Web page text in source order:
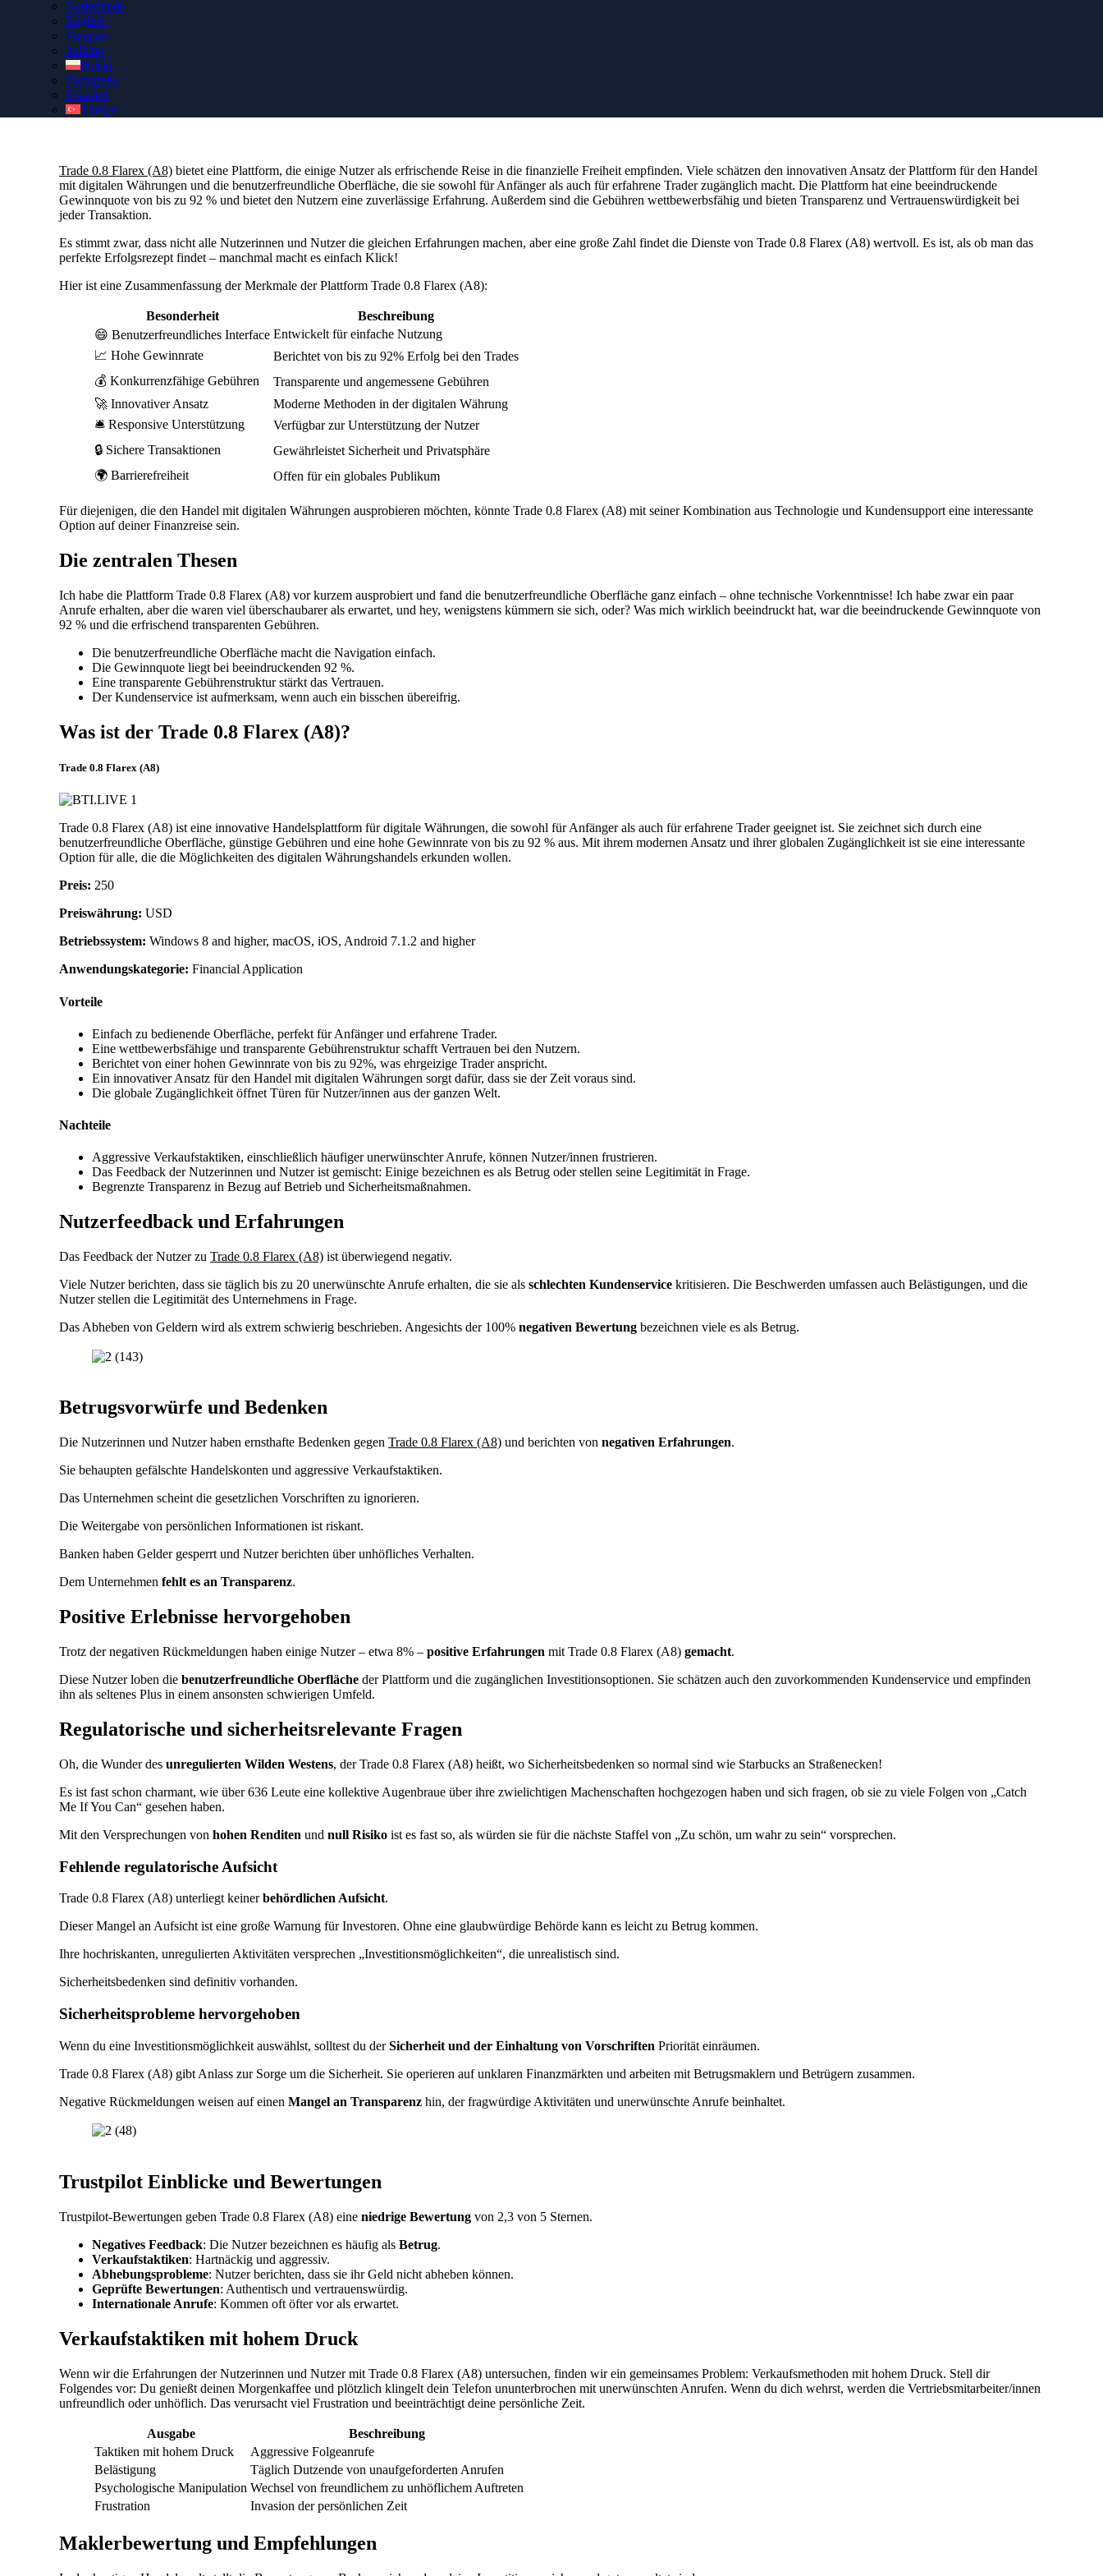
Nederlands
English
Français
Italiano
Polski
Português
Español
Türkçe
Sichere dir dein authentisches Trade 0.8 Flarex (A8)-Konto über
Zugang zu einem kostenlosen Personal Account Manager, der dich bei der Einrichtung
unterstützt.
Trade 0.8 Flarex (A8) bietet eine Plattform, die einige Nutzer als erfrischende Reise in die finanzielle Freiheit empfinden. Viele schätzen den innovativen Ansatz der Plattform für den Handel
mit digitalen Währungen und die benutzerfreundliche Oberfläche, die sie sowohl für Anfänger als auch für erfahrene Trader zugänglich macht. Die Plattform hat eine beeindruckende
Gewinnquote von bis zu 92 % und bietet den Nutzern eine zuverlässige Erfahrung. Außerdem sind die Gebühren wettbewerbsfähig und bieten Transparenz und Vertrauenswürdigkeit bei
jeder Transaktion.
Es stimmt zwar, dass nicht alle Nutzerinnen und Nutzer die gleichen Erfahrungen machen, aber eine große Zahl findet die Dienste von Trade 0.8 Flarex (A8) wertvoll. Es ist, als ob man das
perfekte Erfolgsrezept findet – manchmal macht es einfach Klick!
Hier ist eine Zusammenfassung der Merkmale der Plattform Trade 0.8 Flarex (A8):
Besonderheit
Beschreibung
😄 Benutzerfreundliches Interface Entwickelt für einfache Nutzung
📈 Hohe Gewinnrate
Berichtet von bis zu 92% Erfolg bei den Trades
💰 Konkurrenzfähige Gebühren
Transparente und angemessene Gebühren
🚀 Innovativer Ansatz
Moderne Methoden in der digitalen Währung
🛎️ Responsive Unterstützung
Verfügbar zur Unterstützung der Nutzer
🔒 Sichere Transaktionen
Gewährleistet Sicherheit und Privatsphäre
🌍 Barrierefreiheit
Offen für ein globales Publikum
Für diejenigen, die den Handel mit digitalen Währungen ausprobieren möchten, könnte Trade 0.8 Flarex (A8) mit seiner Kombination aus Technologie und Kundensupport eine interessante
Option auf deiner Finanzreise sein.
Die zentralen Thesen
Ich habe die Plattform Trade 0.8 Flarex (A8) vor kurzem ausprobiert und fand die benutzerfreundliche Oberfläche ganz einfach – ohne technische Vorkenntnisse! Ich habe zwar ein paar
Anrufe erhalten, aber die waren viel überschaubarer als erwartet, und hey, wenigstens kümmern sie sich, oder? Was mich wirklich beeindruckt hat, war die beeindruckende Gewinnquote von
92 % und die erfrischend transparenten Gebühren.
Die benutzerfreundliche Oberfläche macht die Navigation einfach.
Die Gewinnquote liegt bei beeindruckenden 92 %.
Eine transparente Gebührenstruktur stärkt das Vertrauen.
Der Kundenservice ist aufmerksam, wenn auch ein bisschen übereifrig.
Was ist der Trade 0.8 Flarex (A8)?
Trade 0.8 Flarex (A8)
Trade 0.8 Flarex (A8) ist eine innovative Handelsplattform für digitale Währungen, die sowohl für Anfänger als auch für erfahrene Trader geeignet ist. Sie zeichnet sich durch eine
benutzerfreundliche Oberfläche, günstige Gebühren und eine hohe Gewinnrate von bis zu 92 % aus. Mit ihrem modernen Ansatz und ihrer globalen Zugänglichkeit ist sie eine interessante
Option für alle, die die Möglichkeiten des digitalen Währungshandels erkunden wollen.
Preis: 250
Preiswährung: USD
Betriebssystem: Windows 8 and higher, macOS, iOS, Android 7.1.2 and higher
Anwendungskategorie: Financial Application
Vorteile
Einfach zu bedienende Oberfläche, perfekt für Anfänger und erfahrene Trader.
Eine wettbewerbsfähige und transparente Gebührenstruktur schafft Vertrauen bei den Nutzern.
Berichtet von einer hohen Gewinnrate von bis zu 92%, was ehrgeizige Trader anspricht.
Ein innovativer Ansatz für den Handel mit digitalen Währungen sorgt dafür, dass sie der Zeit voraus sind.
Die globale Zugänglichkeit öffnet Türen für Nutzer/innen aus der ganzen Welt.
Nachteile
Aggressive Verkaufstaktiken, einschließlich häufiger unerwünschter Anrufe, können Nutzer/innen frustrieren.
Das Feedback der Nutzerinnen und Nutzer ist gemischt: Einige bezeichnen es als Betrug oder stellen seine Legitimität in Frage.
Begrenzte Transparenz in Bezug auf Betrieb und Sicherheitsmaßnahmen.
Nutzerfeedback und Erfahrungen
Das Feedback der Nutzer zu Trade 0.8 Flarex (A8) ist überwiegend negativ.
Viele Nutzer berichten, dass sie täglich bis zu 20 unerwünschte Anrufe erhalten, die sie als schlechten Kundenservice kritisieren. Die Beschwerden umfassen auch Belästigungen, und die
Nutzer stellen die Legitimität des Unternehmens in Frage.
Das Abheben von Geldern wird als extrem schwierig beschrieben. Angesichts der 100% negativen Bewertung bezeichnen viele es als Betrug.
Betrugsvorwürfe und Bedenken
Die Nutzerinnen und Nutzer haben ernsthafte Bedenken gegen Trade 0.8 Flarex (A8) und berichten von negativen Erfahrungen.
Sie behaupten gefälschte Handelskonten und aggressive Verkaufstaktiken.
Das Unternehmen scheint die gesetzlichen Vorschriften zu ignorieren.
Die Weitergabe von persönlichen Informationen ist riskant.
Banken haben Gelder gesperrt und Nutzer berichten über unhöfliches Verhalten.
Dem Unternehmen fehlt es an Transparenz.
Positive Erlebnisse hervorgehoben
Trotz der negativen Rückmeldungen haben einige Nutzer – etwa 8% – positive Erfahrungen mit Trade 0.8 Flarex (A8) gemacht.
Diese Nutzer loben die benutzerfreundliche Oberfläche der Plattform und die zugänglichen Investitionsoptionen. Sie schätzen auch den zuvorkommenden Kundenservice und empfinden
ihn als seltenes Plus in einem ansonsten schwierigen Umfeld.
Regulatorische und sicherheitsrelevante Fragen
Oh, die Wunder des unregulierten Wilden Westens, der Trade 0.8 Flarex (A8) heißt, wo Sicherheitsbedenken so normal sind wie Starbucks an Straßenecken!
Es ist fast schon charmant, wie über 636 Leute eine kollektive Augenbraue über ihre zwielichtigen Machenschaften hochgezogen haben und sich fragen, ob sie zu viele Folgen von „Catch
Me If You Can“ gesehen haben.
Mit den Versprechungen von hohen Renditen und null Risiko ist es fast so, als würden sie für die nächste Staffel von „Zu schön, um wahr zu sein“ vorsprechen.
Fehlende regulatorische Aufsicht
Trade 0.8 Flarex (A8) unterliegt keinerbehördlichen Aufsicht.
Dieser Mangel an Aufsicht ist eine große Warnung für Investoren. Ohne eine glaubwürdige Behörde kann es leicht zu Betrug kommen.
Ihre hochriskanten, unregulierten Aktivitäten versprechen „Investitionsmöglichkeiten“, die unrealistisch sind.
Sicherheitsbedenken sind definitiv vorhanden.
Sicherheitsprobleme hervorgehoben
Wenn du eine Investitionsmöglichkeit auswählst, solltest du derSicherheit und der Einhaltung von Vorschriften Priorität einräumen.
Trade 0.8 Flarex (A8) gibt Anlass zur Sorge um die Sicherheit. Sie operieren auf unklaren Finanzmärkten und arbeiten mit Betrugsmaklern und Betrügern zusammen.
Negative Rückmeldungen weisen auf einen Mangel an Transparenz hin, der fragwürdige Aktivitäten und unerwünschte Anrufe beinhaltet.
Trustpilot Einblicke und Bewertungen
Trustpilot-Bewertungen geben Trade 0.8 Flarex (A8) eine niedrige Bewertung von 2,3 von 5 Sternen.
Negatives Feedback: Die Nutzer bezeichnen es häufig als Betrug.
Verkaufstaktiken: Hartnäckig und aggressiv.
Abhebungsprobleme: Nutzer berichten, dass sie ihr Geld nicht abheben können.
Geprüfte Bewertungen: Authentisch und vertrauenswürdig.
Internationale Anrufe: Kommen oft öfter vor als erwartet.
Verkaufstaktiken mit hohem Druck
Wenn wir die Erfahrungen der Nutzerinnen und Nutzer mit Trade 0.8 Flarex (A8) untersuchen, finden wir ein gemeinsames Problem: Verkaufsmethoden mit hohem Druck. Stell dir
Folgendes vor: Du genießt deinen Morgenkaffee und plötzlich klingelt dein Telefon ununterbrochen mit unerwünschten Anrufen. Wenn du dich wehrst, werden die Vertriebsmitarbeiter/innen
unfreundlich oder unhöflich. Das verursacht viel Frustration und beeinträchtigt deine persönliche Zeit.
Ausgabe
Beschreibung
Taktiken mit hohem Druck
Aggressive Folgeanrufe
Belästigung
Täglich Dutzende von unaufgeforderten Anrufen
Psychologische Manipulation Wechsel von freundlichem zu unhöflichem Auftreten
Frustration
Invasion der persönlichen Zeit
Maklerbewertung und Empfehlungen